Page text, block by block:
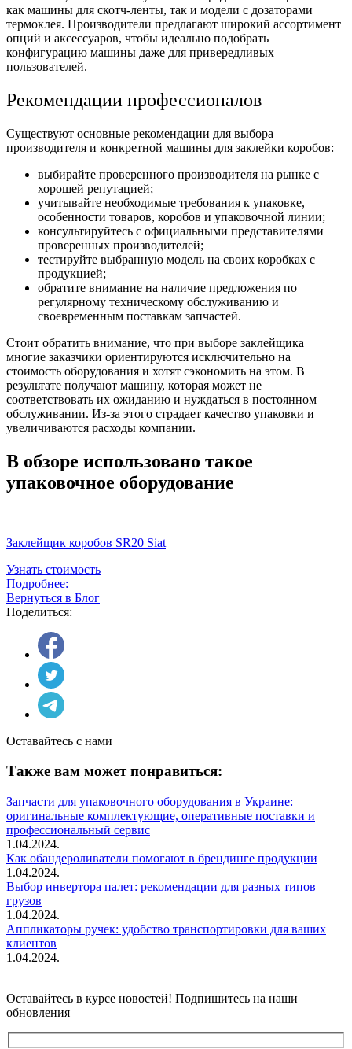
как машины для скотч-ленты, так и модели с дозаторами
термоклея. Производители предлагают широкий ассортимент
опций и аксессуаров, чтобы идеально подобрать
конфигурацию машины даже для привередливых
пользователей.
Рекомендации профессионалов
Существуют основные рекомендации для выбора
производителя и конкретной машины для заклейки коробов:
выбирайте проверенного производителя на рынке с
хорошей репутацией;
учитывайте необходимые требования к упаковке,
особенности товаров, коробов и упаковочной линии;
консультируйтесь с официальными представителями
проверенных производителей;
тестируйте выбранную модель на своих коробках с
продукцией;
обратите внимание на наличие предложения по
регулярному техническому обслуживанию и
своевременным поставкам запчастей.
Стоит обратить внимание, что при выборе заклейщика
многие заказчики ориентируются исключительно на
стоимость оборудования и хотят сэкономить на этом. В
результате получают машину, которая может не
соответствовать их ожиданию и нуждаться в постоянном
обслуживании. Из-за этого страдает качество упаковки и
увеличиваются расходы компании.
В обзоре использовано такое
упаковочное оборудование
Заклейщик коробов SR20 Siat
Узнать стоимость
Подробнее:
Вернуться в Блог
Поделиться:
Оставайтесь с нами
Также вам может понравиться:
Запчасти для упаковочного оборудования в Украине:
оригинальные комплектующие, оперативные поставки и
профессиональный сервис
1.04.2024.
Как обандероливатели помогают в брендинге продукции
1.04.2024.
Выбор инвертора палет: рекомендации для разных типов
грузов
1.04.2024.
Аппликаторы ручек: удобство транспортировки для ваших
клиентов
1.04.2024.
Оставайтесь в курсе новостей! Подпишитесь на наши
обновления